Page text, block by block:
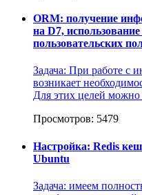
ORM: получение
на D7,
пользовательских
Задача: При работе с
возникает
Для этих целей можно
Просмотров: 5479
Настройка: Redis
Ubuntu
Задача: имеем